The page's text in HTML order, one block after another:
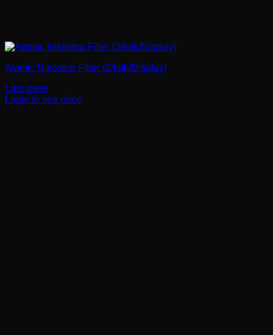
Atomic Nikostop Filter (24stk/Display)
Læs mere
Login to see price